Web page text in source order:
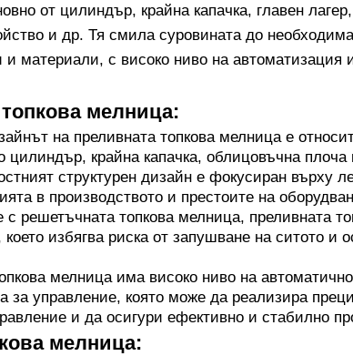
от цилиндър, крайна капачка, главен
и др. Тя смила суровината до
материали, с високо ниво на автоматизация
мелница:
на преливната топкова мелница е
цилиндър, крайна капачка, облицовъчна
структурен дизайн е фокусиран върху
в производството и престоите на
с решетъчната топкова мелница, преливната
избягва риска от запушване на ситото и
мелница има високо ниво на
за управление, която може да реализира
и да осигури ефективно и стабилно
мелница: